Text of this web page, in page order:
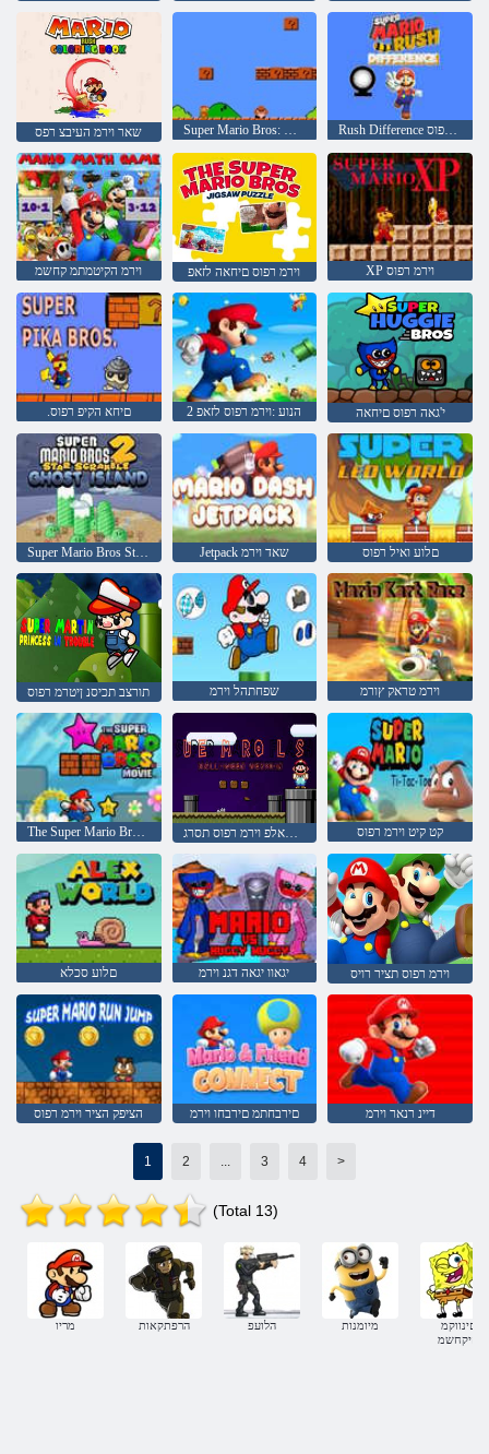
שאר וירמ העיבצ רפס Super Mario Bros: הצירפ םינקחש ינש Rush Difference וירמ רפוס
וירמ הקיטמתמ קחשמ וירמ רפוס םיחאה לזאפ XP וירמ רפוס
.םיחא הקיפ רפוס 2 הנוע :וירמ רפוס לזאפ י'גאה רפוס םיחאה
Jetpack שאד וירמ םלוע ואיל רפוס
תורצב תכיסנ ןיטרמ רפוס שפחתהל וירמ וירמ טראק ץורמ
The Super Mario Bros Movie v. 3 םישודקה לכ ליל שאלפ וירמ רפוס תסרג קט קיט וירמ רפוס
םלוע סכלא יגאוו יגאה דגנ וירמ וירמ רפוס תציר רויס
הציפק הציר וירמ רפוס םירבחתמ םירבחו וירמ דיינ רנאר וירמ
1 2 3 4 >
(Total 13)
מריו הרפתקאות הלועפ מיומנות
םינווקמ
םיקחשמ